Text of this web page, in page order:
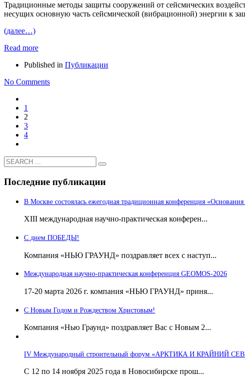
Традиционные методы защиты сооружений от сейсмических
несущих основную часть сейсмической (вибрационной) энергии к
(далее…)
Read more
Published in Публикации
No Comments
1
2
3
4
Последние публикации
В Москве состоялась ежегодная традиционная конференция
ХIII международная научно-практическая конферен...
С днем ПОБЕДЫ!
Компания «НЬЮ ГРАУНД» поздравляет всех с наступ...
Международная научно-практическая конференция GEOMOS-2026
17-20 марта 2026 г. компания «НЬЮ ГРАУНД» приня...
С Новым Годом и Рождеством Христовым!
Компания «Нью Граунд» поздравляет Вас с Новым 2...
IV Международный строительный форум «АРКТИКА И КРАЙНИЙ
С 12 по 14 ноября 2025 года в Новосибирске прош...